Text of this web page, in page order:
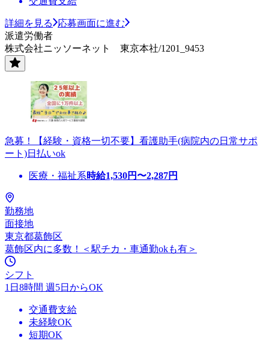
詳細を見る
応募画面に進む
派遣労働者
株式会社ニッソーネット 東京本社/1201_9453
急募！【経験・資格一切不要】看護助手(病院内の日常サポ
ート)日払いok
医療・福祉系時給1,530円〜2,287円
勤務地
面接地
東京都葛飾区
葛飾区内に多数！＜駅チカ・車通勤okも有＞
シフト
1日8時間 週5日からOK
交通費支給
未経験OK
短期OK